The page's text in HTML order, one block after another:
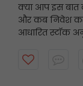
क्या आप इस
और कब निवेश
आधारित स्टॉक
पर तीन महीने